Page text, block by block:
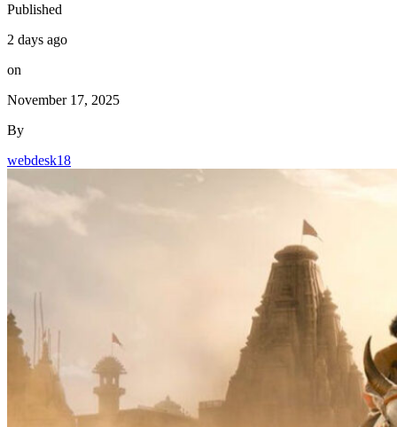
Published
2 days ago
on
November 17, 2025
By
webdesk18